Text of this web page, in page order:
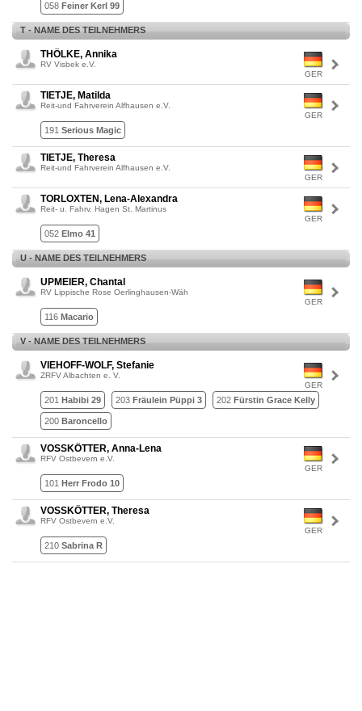
058 Feiner Kerl 99
T - NAME DES TEILNEHMERS
GER
THÖLKE, Annika
RV Visbek e.V.
GER
TIETJE, Matilda
Reit-und Fahrverein Alfhausen e.V.
191 Serious Magic
GER
TIETJE, Theresa
Reit-und Fahrverein Alfhausen e.V.
GER
TORLOXTEN, Lena-Alexandra
Reit- u. Fahrv. Hagen St. Martinus
052 Elmo 41
U - NAME DES TEILNEHMERS
GER
UPMEIER, Chantal
RV Lippische Rose Oerlinghausen-Wäh
116 Macario
V - NAME DES TEILNEHMERS
GER
VIEHOFF-WOLF, Stefanie
ZRFV Albachten e. V.
201 Habibi 29 203 Fräulein Püppi 3 202 Fürstin Grace Kelly
200 Baroncello
GER
VOSSKÖTTER, Anna-Lena
RFV Ostbevern e.V.
101 Herr Frodo 10
GER
VOSSKÖTTER, Theresa
RFV Ostbevern e.V.
210 Sabrina R